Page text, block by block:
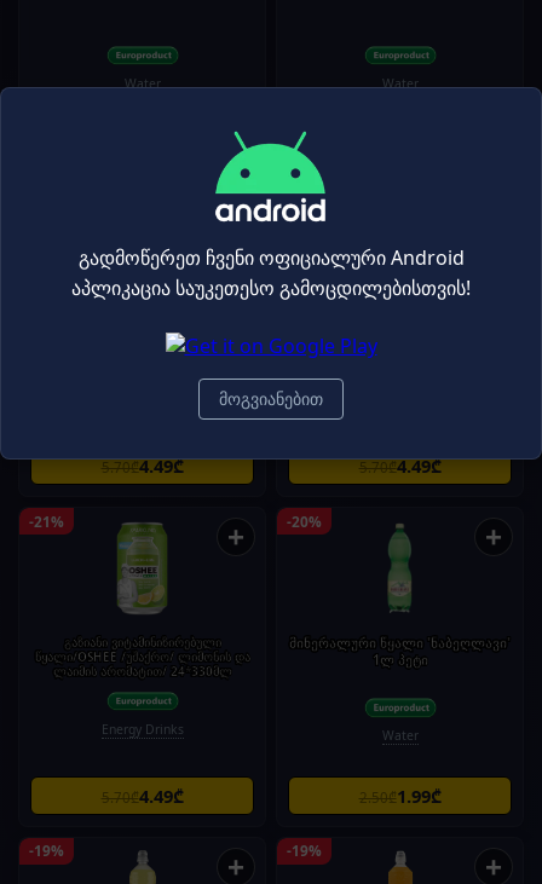
Water Water
+
წყალი/OSHEE /უშაქრო/ ლიმონის და
ფორთოხლის არომატით/ 24*330მლ
5.70₾4.49₾
-21%
5.70₾4.49₾
-21% +
გაზიანი ვიტამინიზირებული
წყალი/OSHEE /უშაქრო/ ლიმონის და
ლაიმის არომატით/ 24*330მლ
Energy Drinks
5.70₾4.49₾
-20% +
მინერალური წყალი 'ნაბეღლავი'
1ლ პეტი
Water
2.50₾1.99₾
-19% + -19% +
გადმოწერეთ ჩვენი ოფიციალური Android
აპლიკაცია საუკეთესო გამოცდილებისთვის!
მოგვიანებით